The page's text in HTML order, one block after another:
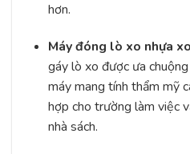
hơn.
Máy đóng lò xo nhựa
gáy lò xo được ưa
máy mang tính thẩm mỹ
hợp cho trường làm việc
nhà sách.